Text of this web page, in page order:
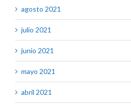
agosto 2021
julio 2021
junio 2021
mayo 2021
abril 2021